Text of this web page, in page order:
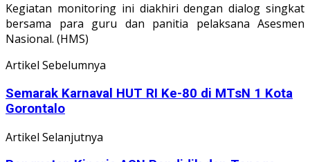
Kegiatan monitoring ini diakhiri dengan dialog singkat
bersama para guru dan panitia pelaksana Asesmen
Nasional. (HMS)
Artikel Sebelumnya
Semarak Karnaval HUT RI Ke-80 di MTsN 1 Kota
Gorontalo
Artikel Selanjutnya